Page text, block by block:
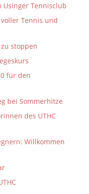
Usinger Tennisclub
voller Tennis und
stoppen
für den
bei Sommerhitze
des UTHC
Willkommen